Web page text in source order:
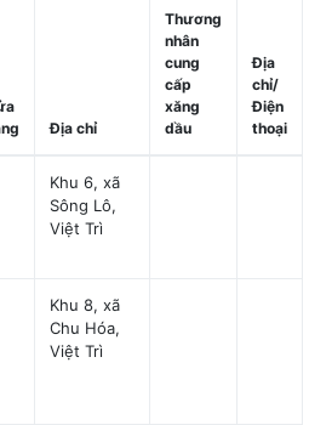
Địa chỉ
Thương
nhân
cung
cấp
xăng
dầu
Địa
chỉ/
Điện
thoại
Khu 6, xã
Sông Lô,
Việt Trì
Khu 8, xã
Chu Hóa,
Việt Trì